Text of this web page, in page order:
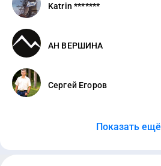
Katrin *******
АН ВЕРШИНА
Сергей Егоров
Показать ещё